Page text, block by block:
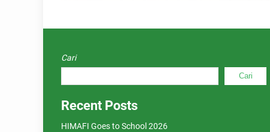
Cari
Cari
Recent Posts
HIMAFI Goes to School 2026